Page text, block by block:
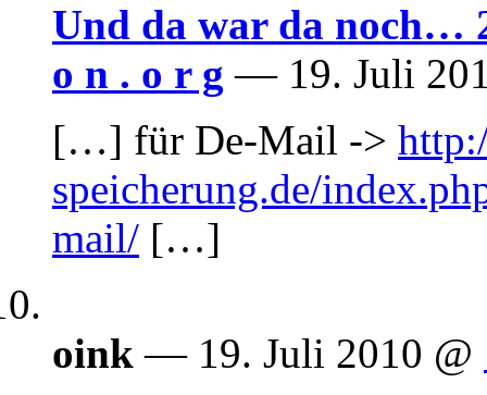
Und da war da noch…
o n . o r g — 19. Juli
[…] für De-Mail ->
speicherung.de/
mail/ […]
oink — 19. Juli 2010 @